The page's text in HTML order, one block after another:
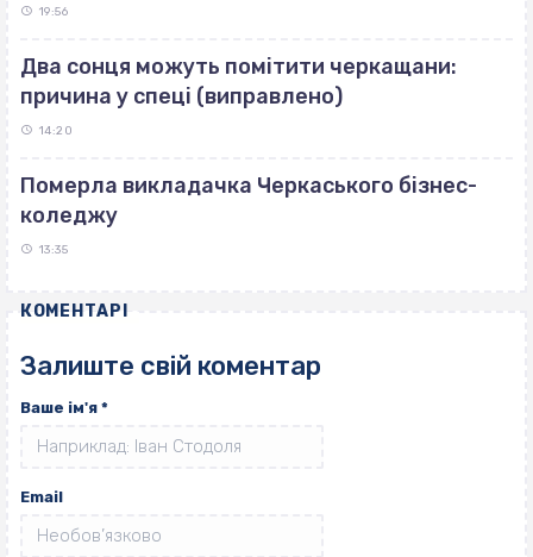
19:56
Два сонця можуть помітити черкащани:
причина у спеці (виправлено)
14:20
Померла викладачка Черкаського бізнес-
коледжу
13:35
КОМЕНТАРІ
Залиште свій коментар
Ваше ім'я *
Email